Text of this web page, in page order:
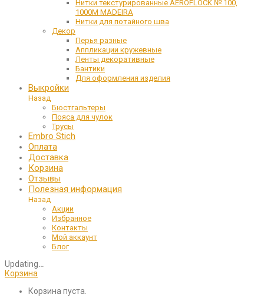
Нитки текстурированные AEROFLOCK № 100,
1000М MADEIRA
Нитки для потайного шва
Декор
Перья разные
Аппликации кружевные
Ленты декоративные
Бантики
Для оформления изделия
Выкройки
Назад
Бюстгальтеры
Пояса для чулок
Трусы
Embro Stich
Оплата
Доставка
Корзина
Отзывы
Полезная информация
Назад
Акции
Избранное
Контакты
Мой аккаунт
Блог
Updating…
Корзина
Корзина пуста.